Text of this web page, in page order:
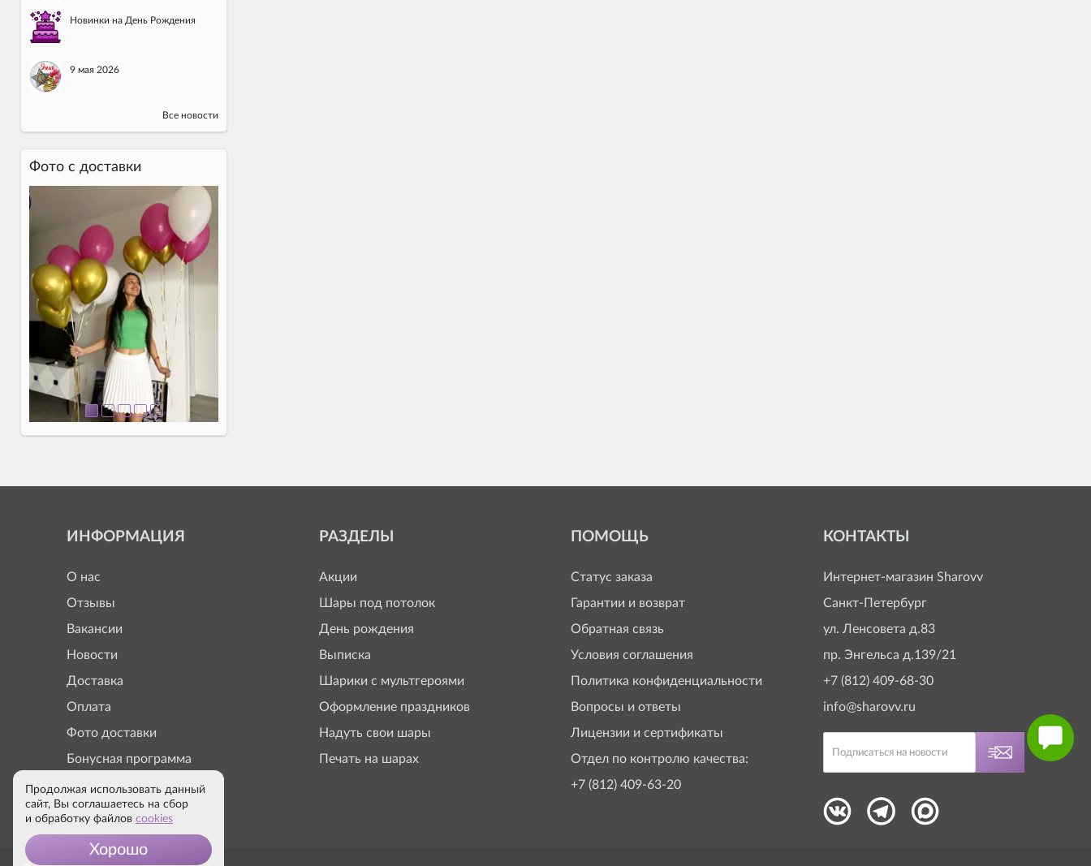
Новинки на День Рождения
9 мая 2026
Все новости
Фото c доставки
ИНФОРМАЦИЯ
О нас
Отзывы
Вакансии
Новости
Доставка
Оплата
Фото доставки
Бонусная программа
РАЗДЕЛЫ
Акции
Шары под потолок
День рождения
Выписка
Шарики с мультгероями
Оформление праздников
Надуть свои шары
Печать на шарах
ПОМОЩЬ
Статус заказа
Гарантии и возврат
Обратная связь
Условия соглашения
Политика конфиденциальности
Вопросы и ответы
Лицензии и сертификаты
Отдел по контролю качества:
+7 (812) 409-63-20
КОНТАКТЫ
Интернет-магазин Sharovv
Санкт-Петербург
ул. Ленсовета д.83
пр. Энгельса д.139/21
+7 (812) 409-68-30
info@sharovv.ru
Продолжая использовать данный
сайт, Вы соглашаетесь на сбор
и обработку файлов cookies
Хорошо